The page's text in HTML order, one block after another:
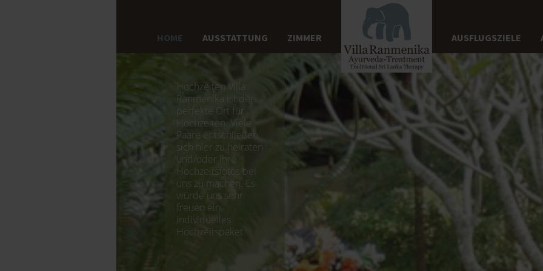
HOME AUSSTATTUNG ZIMMER AUSFLUGSZIELE
Hochzeiten Villa
Ranmenika ist der
perfekte Ort für
Hochzeiten. Viele
Paare entschließen
sich hier zu heiraten
und/oder ihre
Hochzeitsfotos bei
uns zu machen. Es
würde uns sehr
freuen ein
individuelles
Hochzeitspaket